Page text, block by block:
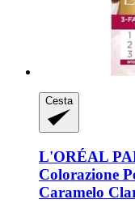
Cesta
L'ORÉAL
Colorazione
Caramelo